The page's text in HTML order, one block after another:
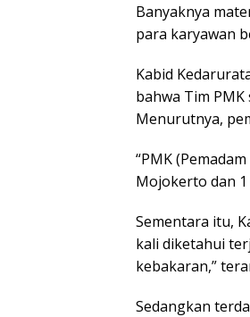
Banyaknya
para karyawan
Kabid
bahwa Tim
Menurutnya,
“PMK
Mojokerto dan
Sementara itu,
kali diketahui
kebakaran,”
Sedangkan